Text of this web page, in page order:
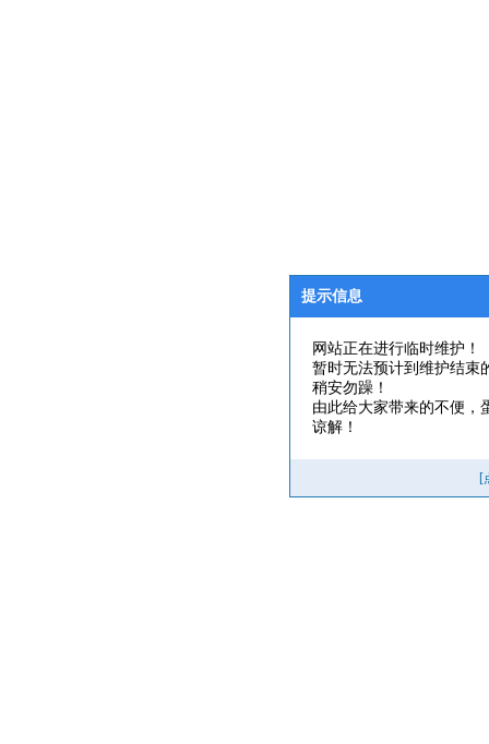
提示信息
网站正在进行临时维护！
暂时无法预计到维护结束
稍安勿躁！
由此给大家带来的不便，
谅解！
[